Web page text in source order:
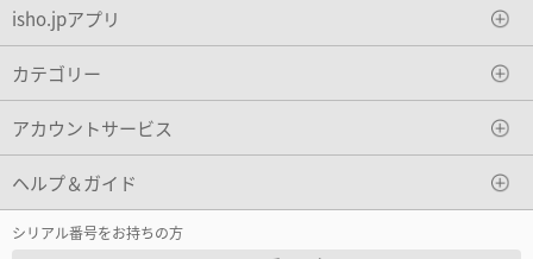
isho.jpアプリ
カテゴリー
アカウントサービス
ヘルプ＆ガイド
シリアル番号をお持ちの方